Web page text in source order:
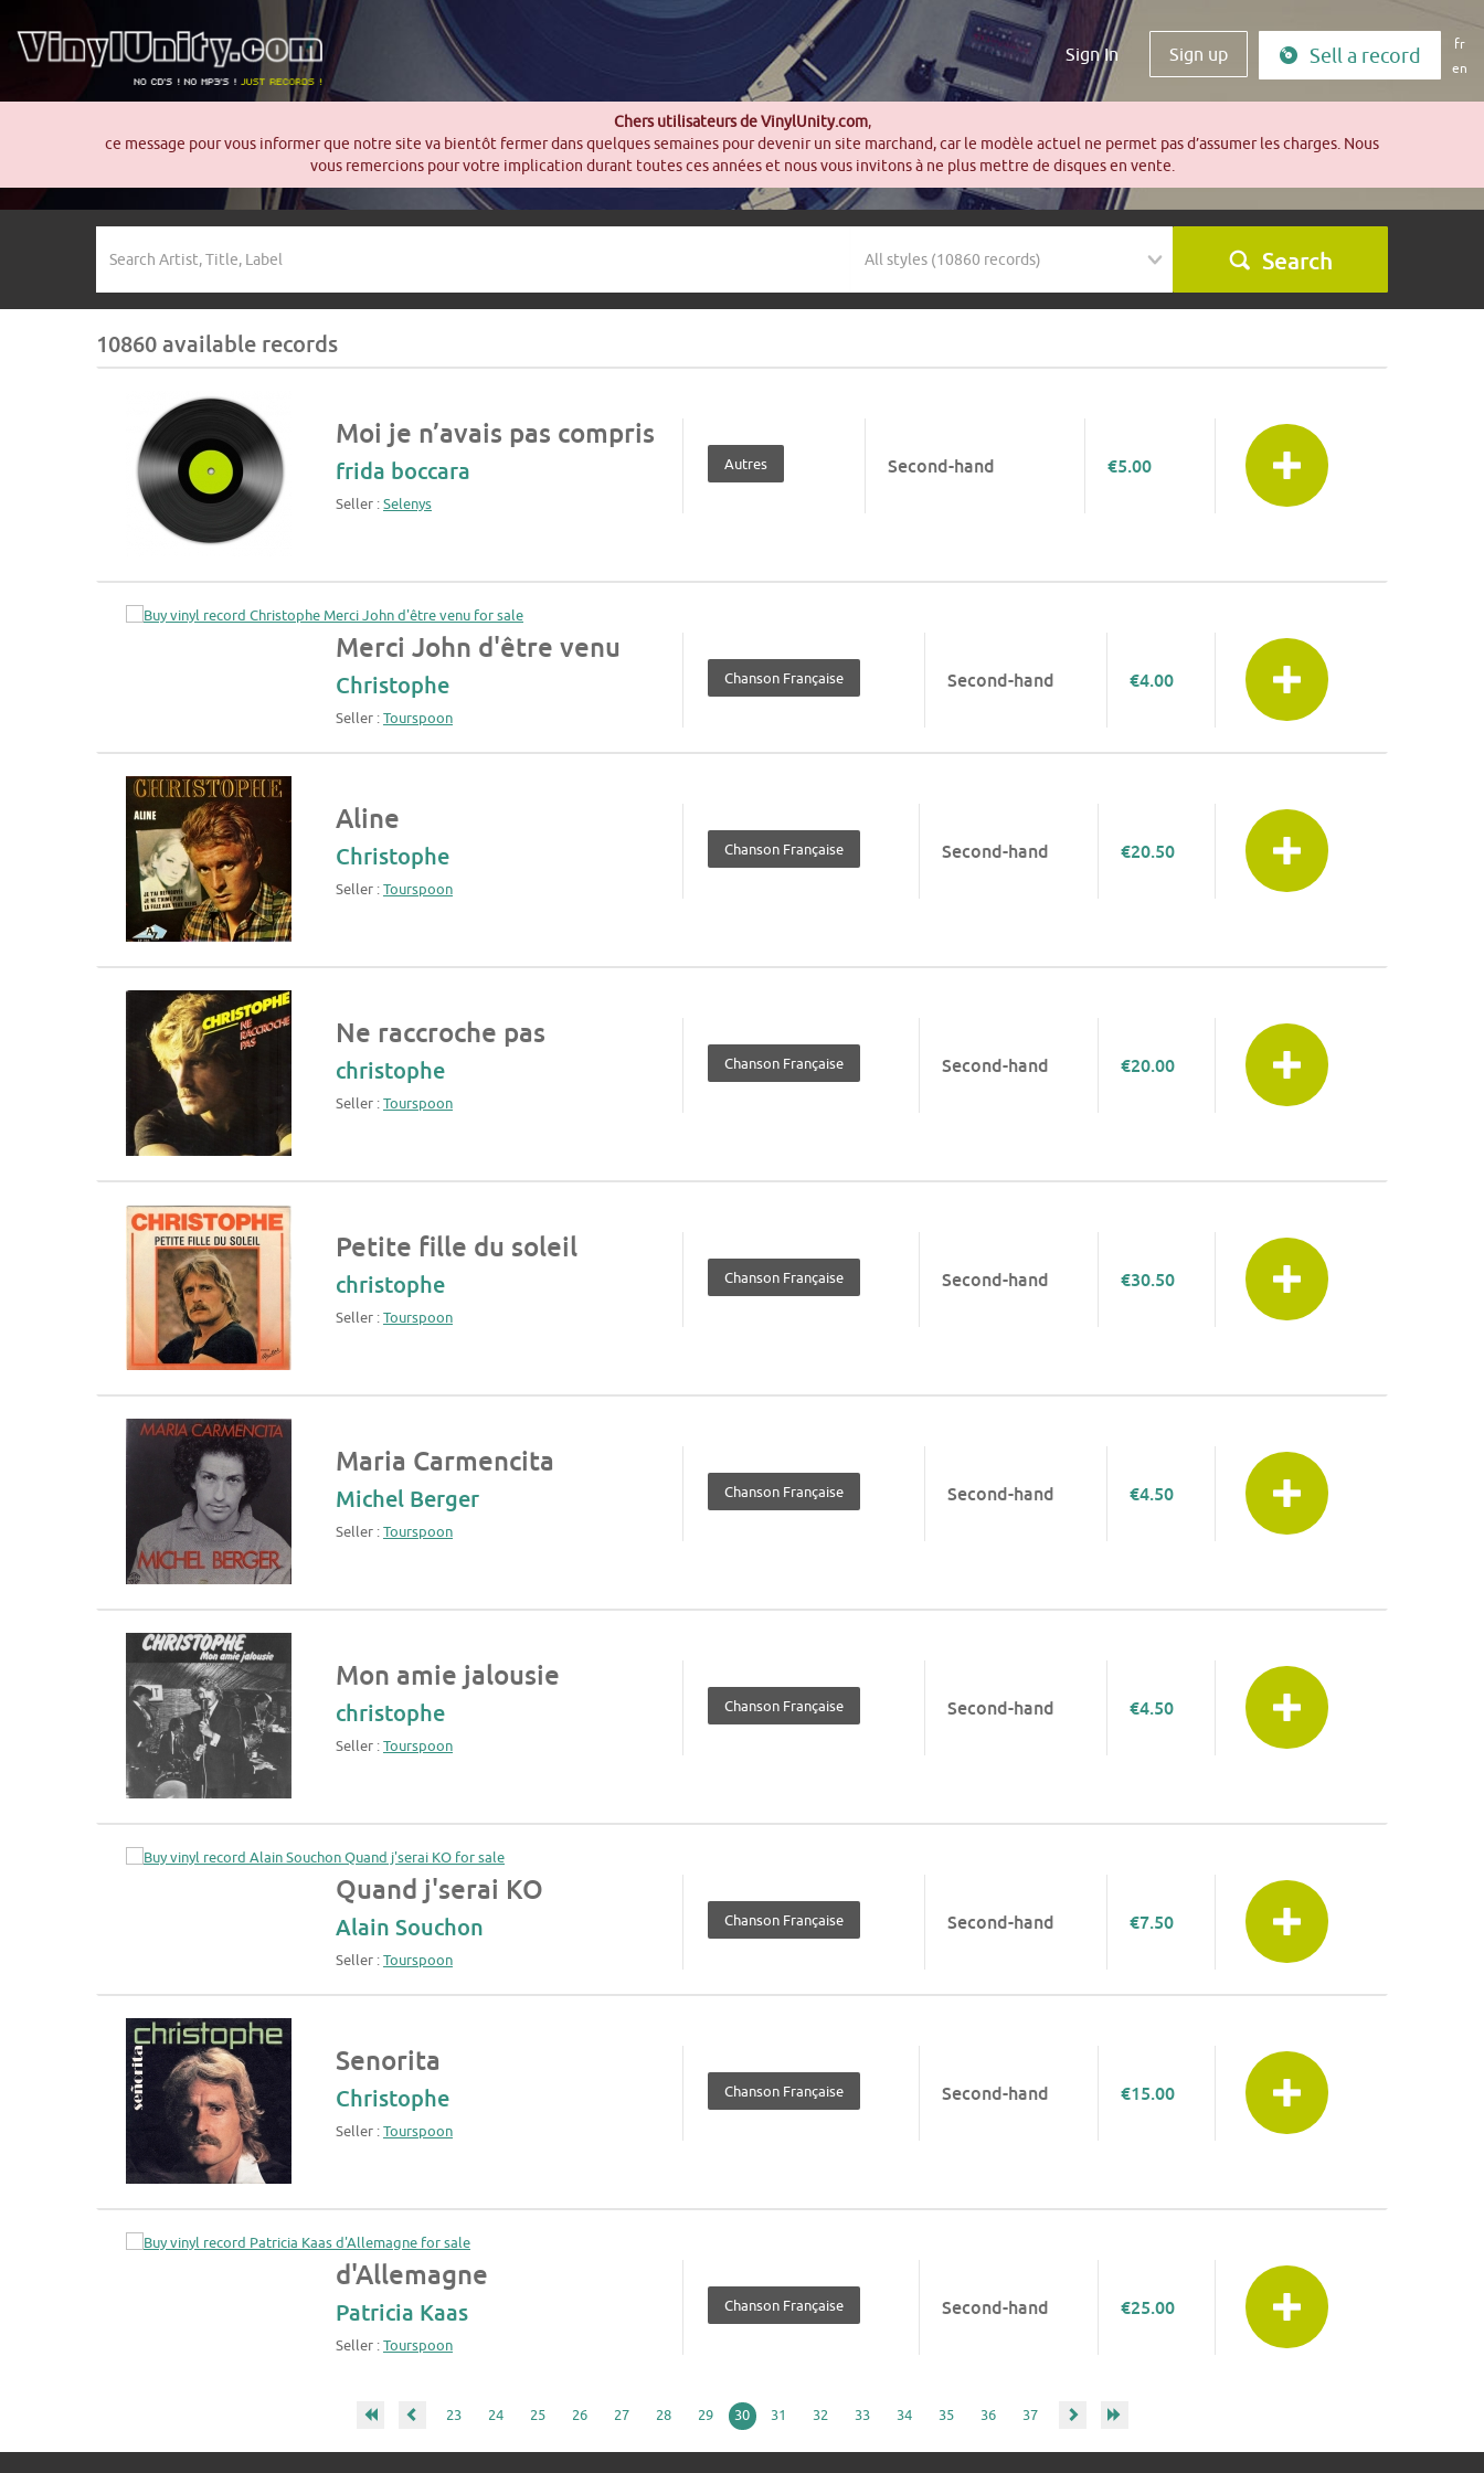
Chers utilisateurs de VinylUnity.com,
ce message pour vous informer que notre site va bientôt fermer dans quelques semaines pour devenir un site marchand, car le modèle actuel ne permet pas d’assumer les charges. Nous
vous remercions pour votre implication durant toutes ces années et nous vous invitons à ne plus mettre de disques en vente.
Sign In Sign up Sell a record
fr
en
Search
10860 available records
Moi je n’avais pas compris
frida boccara
Seller :Selenys
Autres Second-hand €5.00
Merci John d'être venu
Christophe
Seller :Tourspoon
Chanson Française Second-hand €4.00
Aline
Christophe
Seller :Tourspoon
Chanson Française Second-hand €20.50
Ne raccroche pas
christophe
Seller :Tourspoon
Chanson Française Second-hand €20.00
Petite fille du soleil
christophe
Seller :Tourspoon
Chanson Française Second-hand €30.50
Maria Carmencita
Michel Berger
Seller :Tourspoon
Chanson Française Second-hand €4.50
Mon amie jalousie
christophe
Seller :Tourspoon
Chanson Française Second-hand €4.50
Quand j'serai KO
Alain Souchon
Seller :Tourspoon
Chanson Française Second-hand €7.50
Senorita
Christophe
Seller :Tourspoon
Chanson Française Second-hand €15.00
d'Allemagne
Patricia Kaas
Seller :Tourspoon
Chanson Française Second-hand €25.00
23 24 25 26 27 28 29 30 31 32 33 34 35 36 37